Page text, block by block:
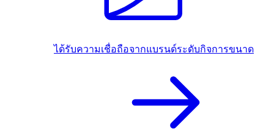
ได้รับความเชื่อถือจากแบรนด์ระดับกิจการขนาด